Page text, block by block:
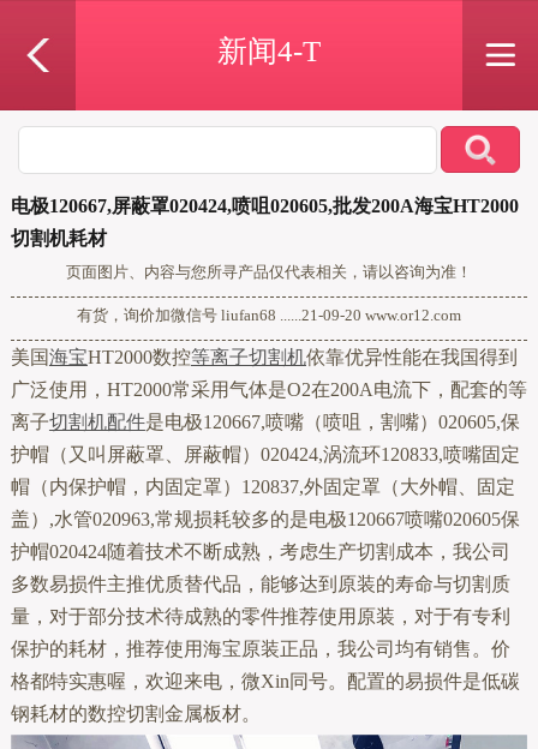
新闻4-T
电极120667,屏蔽罩020424,喷咀020605,批发200A海宝HT2000
切割机耗材
页面图片、内容与您所寻产品仅代表相关，请以咨询为准！
有货，询价加微信号 liufan68 ......21-09-20 www.or12.com
美国海宝HT2000数控等离子切割机依靠优异性能在我国得到
广泛使用，HT2000常采用气体是O2在200A电流下，配套的等
离子切割机配件是电极120667,喷嘴（喷咀，割嘴）020605,保
护帽（又叫屏蔽罩、屏蔽帽）020424,涡流环120833,喷嘴固定
帽（内保护帽，内固定罩）120837,外固定罩（大外帽、固定
盖）,水管020963,常规损耗较多的是电极120667喷嘴020605保
护帽020424随着技术不断成熟，考虑生产切割成本，我公司
多数易损件主推优质替代品，能够达到原装的寿命与切割质
量，对于部分技术待成熟的零件推荐使用原装，对于有专利
保护的耗材，推荐使用海宝原装正品，我公司均有销售。价
格都特实惠喔，欢迎来电，微Xin同号。配置的易损件是低碳
钢耗材的数控切割金属板材。